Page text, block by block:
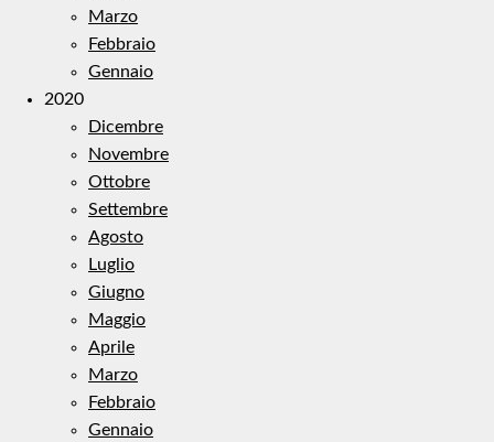
Marzo
Febbraio
Gennaio
2020
Dicembre
Novembre
Ottobre
Settembre
Agosto
Luglio
Giugno
Maggio
Aprile
Marzo
Febbraio
Gennaio